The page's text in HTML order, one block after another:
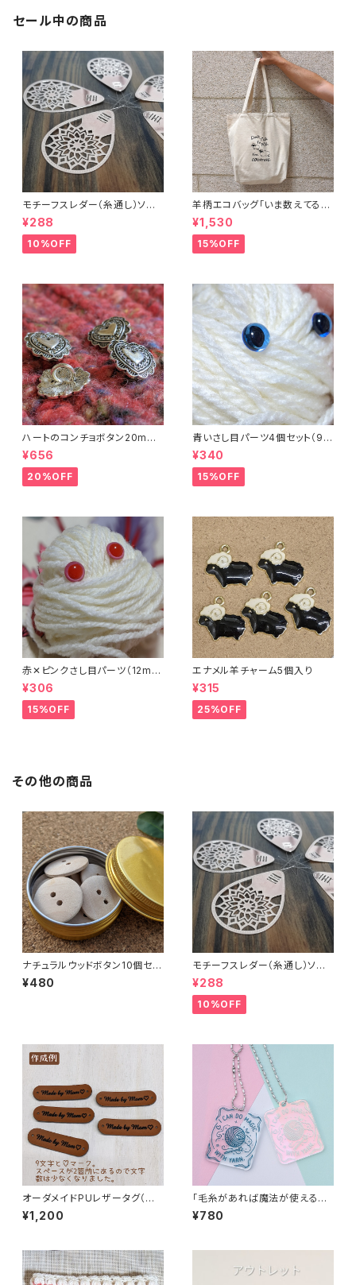
セール中の商品
モチーフスレダー（糸通し）ソー
イング小物
¥288
10%OFF
羊柄エコバッグ「いま数えてるか
ら話しかけないで」キャンバスト
ートバッグ
¥1,530
15%OFF
ハートのコンチョボタン20mm
（4個入り）
¥656
20%OFF
青いさし目パーツ4個セット（9m
m）（プラスチックドールアイ）
¥340
15%OFF
赤✕ピンクさし目パーツ（12m
m）（4個セット）
¥306
15%OFF
エナメル羊チャーム5個入り
¥315
25%OFF
その他の商品
ナチュラルウッドボタン10個セッ
ト缶ケース付き
¥480
モチーフスレダー（糸通し）ソー
イング小物
¥288
10%OFF
オーダメイドPUレザータグ（同
文字5枚セット）お名前タグ・ブラ
ンドネームタグ
¥1,200
「毛糸があれば魔法が使えるの」
アクリルキーホルダー
¥780